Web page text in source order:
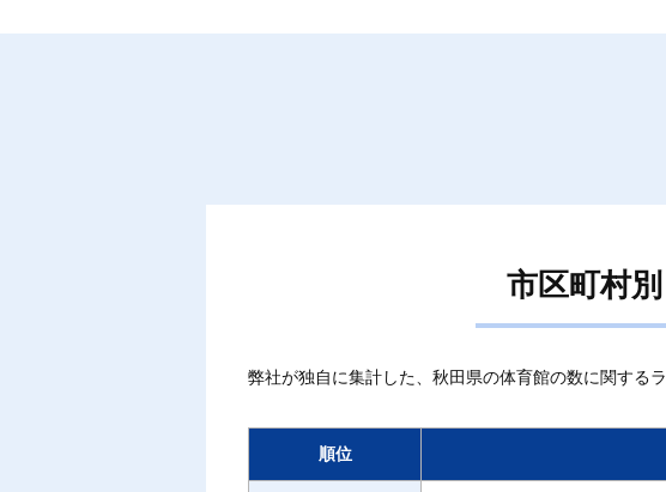
市区町村
弊社が独自に集計した、秋田県の体育館の数に関するラ
順位